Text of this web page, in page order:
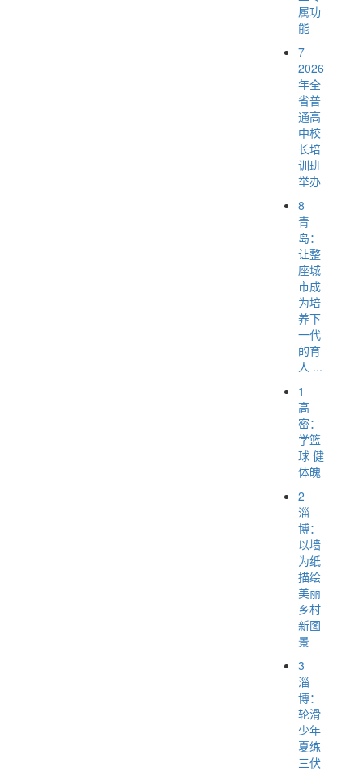
属功
能
7
2026
年全
省普
通高
中校
长培
训班
举办
8
青
岛：
让整
座城
市成
为培
养下
一代
的育
人 ...
1
高
密：
学篮
球 健
体魄
2
淄
博：
以墙
为纸
描绘
美丽
乡村
新图
景
3
淄
博：
轮滑
少年
夏练
三伏